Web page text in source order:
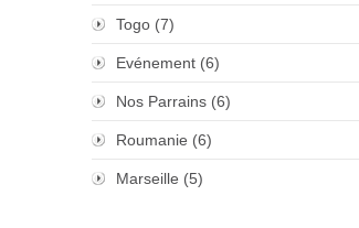
Togo (7)
Evénement (6)
Nos Parrains (6)
Roumanie (6)
Marseille (5)